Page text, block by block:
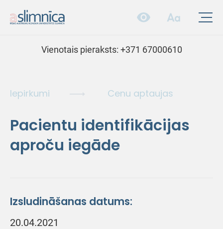
Vienotais pieraksts: +371 67000610
Iepirkumi Cenu aptaujas
Pacientu identifikācijas
aproču iegāde
Izsludināšanas datums:
20.04.2021